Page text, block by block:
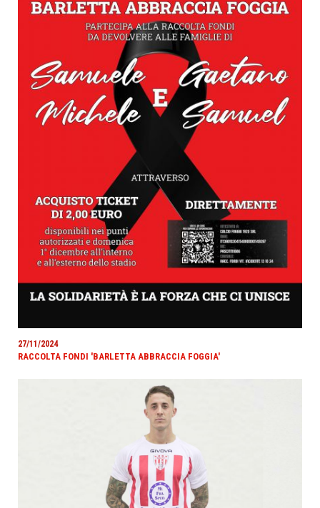
27/11/2024
RACCOLTA FONDI 'BARLETTA ABBRACCIA FOGGIA'